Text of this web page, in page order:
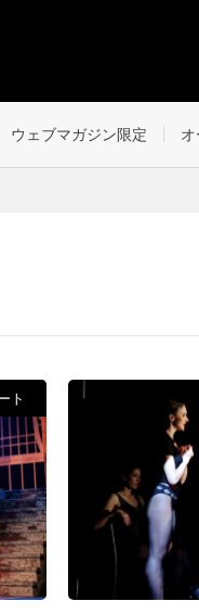
ウェブマガジン限定
ト